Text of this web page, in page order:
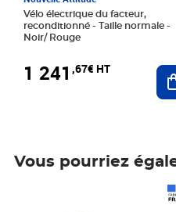
Vélo électrique du facteur,
reconditionné - Taille normale -
Noir/ Rouge
1 241 ,67€ HT
Vous pourriez